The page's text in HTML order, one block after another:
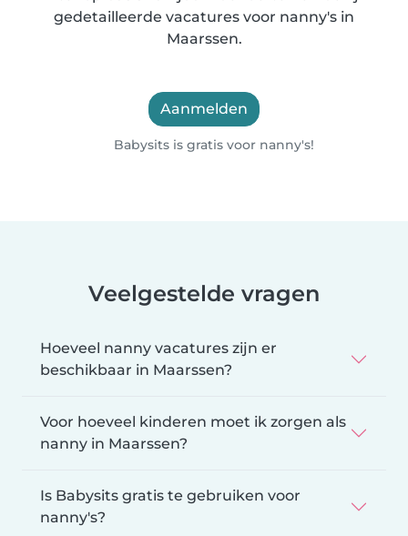
gedetailleerde vacatures voor nanny's in
Maarssen.
Aanmelden
Babysits is gratis voor nanny's!
Veelgestelde vragen
Hoeveel nanny vacatures zijn er
beschikbaar in Maarssen?
Voor hoeveel kinderen moet ik zorgen als
nanny in Maarssen?
Is Babysits gratis te gebruiken voor
nanny's?